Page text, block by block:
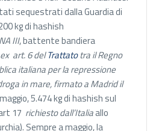
sequestrati dalla Guardia di
kg di hashish
III, battente bandiera
art. 6 delTrattatotra il Regno
italiana per la repressione
in mare, firmato a Madrid il
5.474 kg di hashish sul
17 richiesto dall’Italiaallo
Sempre a maggio, la